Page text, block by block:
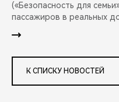
(«Безопасность для
пассажиров в реальных
К СПИСКУ НОВОСТЕЙ